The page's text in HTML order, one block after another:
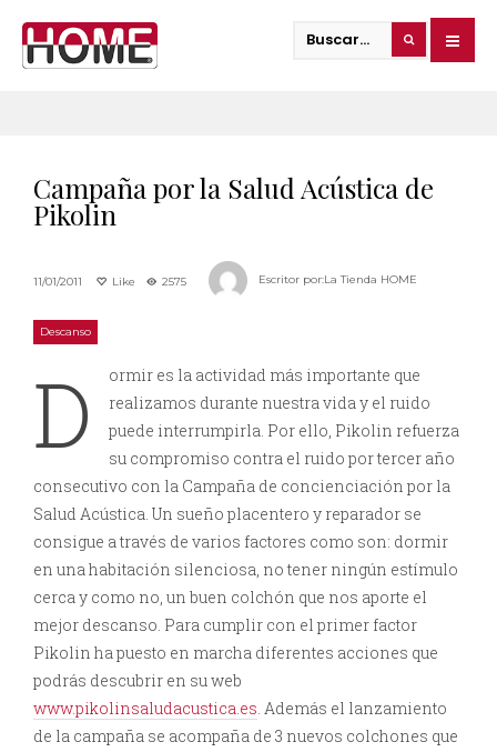
Campaña por la Salud Acústica de
Pikolin
11/01/2011 Like 2575 Escritor por:La Tienda HOME
Descanso
D
ormir es la actividad más importante que
realizamos durante nuestra vida y el ruido
puede interrumpirla. Por ello, Pikolin refuerza
su compromiso contra el ruido por tercer año
consecutivo con la Campaña de concienciación por la
Salud Acústica. Un sueño placentero y reparador se
consigue a través de varios factores como son: dormir
en una habitación silenciosa, no tener ningún estímulo
cerca y como no, un buen colchón que nos aporte el
mejor descanso. Para cumplir con el primer factor
Pikolin ha puesto en marcha diferentes acciones que
podrás descubrir en su web
www.pikolinsaludacustica.es. Además el lanzamiento
de la campaña se acompaña de 3 nuevos colchones que